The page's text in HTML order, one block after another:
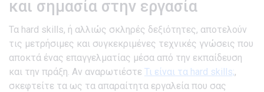
και σημασία στην εργασία
Τα hard skills, ή αλλιώς σκληρές δεξιότητες, αποτελούν
τις μετρήσιμες και συγκεκριμένες τεχνικές γνώσεις που
αποκτά ένας επαγγελματίας μέσα από την εκπαίδευση
και την πράξη. Αν αναρωτιέστε Τι είναι τα hard skills;,
σκεφτείτε τα ως τα απαραίτητα εργαλεία που σας